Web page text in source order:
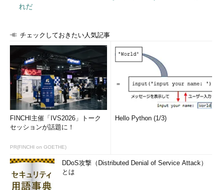
れだ
チェックしておきたい人気記事
FINCHI主催「IVS2026」トーク
セッションが話題に！
PR(FINCHI on GOETHE)
Hello Python (1/3)
DDoS攻撃（Distributed Denial of Service Attack）
とは